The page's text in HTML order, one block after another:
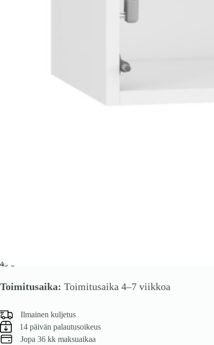
49 €
Toimitusaika: Toimitusaika 4–7 viikkoa
Ilmainen kuljetus
14 päivän palautusoikeus
Jopa 36 kk maksuaikaa